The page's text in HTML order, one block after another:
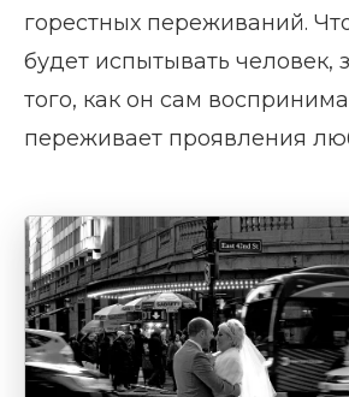
горестных переживаний.
будет испытывать человек,
того, как он сам
переживает проявления